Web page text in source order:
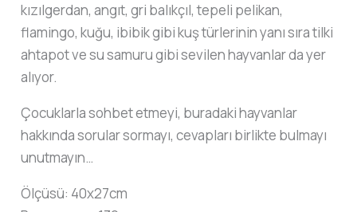
kızılgerdan, angıt, gri balıkçıl, tepeli pelikan,
flamingo, kuğu, ibibik gibi kuş türlerinin yanı sıra tilki
ahtapot ve su samuru gibi sevilen hayvanlar da yer
alıyor.
Çocuklarla sohbet etmeyi, buradaki hayvanlar
hakkında sorular sormayı, cevapları birlikte bulmayı
unutmayın…
Ölçüsü: 40x27cm